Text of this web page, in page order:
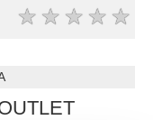
★ ★ ★ ★ ★